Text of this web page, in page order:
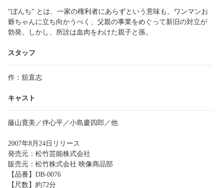
“ぼんち” とは、一家の権利者にあらずという意味も。ワンマンお
爺ちゃんに立ち向かうべく、父親の事業をめぐって新旧の対立が
勃発。しかし、所詮は血肉をわけた親子と孫。
スタッフ
作：舘直志
キャスト
藤山寛美／伴心平／小島慶四郎／他
2007年8月24日リリース
発売元：松竹芸能株式会社
販売元：松竹株式会社 映像商品部
【品番】DB-0076
【尺数】約72分